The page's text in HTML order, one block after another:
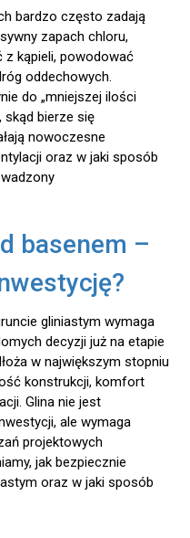
bardzo często zadają
zapach chloru,
kąpieli, powodować
oddechowych.
do „mniejszej ilości
skąd bierze się
nowoczesne
oraz w jaki sposób
basenem –
gliniastym wymaga
decyzji już na etapie
w największym stopniu
konstrukcji, komfort
Glina nie jest
ale wymaga
projektowych
jak bezpiecznie
oraz w jaki sposób